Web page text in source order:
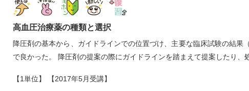
高血圧治療薬の種類と選択
降圧剤の基本から、ガイドラインでの位置づけ、主要な臨床試験の結
で良かった。 降圧剤の提案の際にガイドラインを踏まえて提案したり
【1単位】 【2017年5月受講】